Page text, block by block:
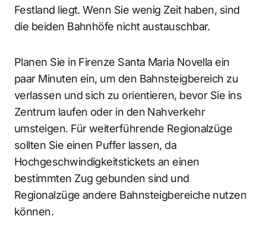
Festland liegt. Wenn Sie wenig Zeit haben, sind
die beiden Bahnhöfe nicht austauschbar.
Planen Sie in Firenze Santa Maria Novella ein
paar Minuten ein, um den Bahnsteigbereich zu
verlassen und sich zu orientieren, bevor Sie ins
Zentrum laufen oder in den Nahverkehr
umsteigen. Für weiterführende Regionalzüge
sollten Sie einen Puffer lassen, da
Hochgeschwindigkeitstickets an einen
bestimmten Zug gebunden sind und
Regionalzüge andere Bahnsteigbereiche nutzen
können.